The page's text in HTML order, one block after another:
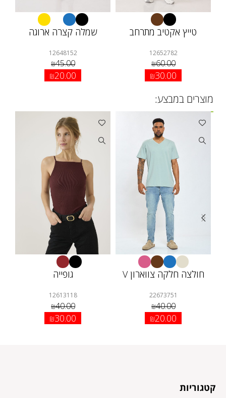
טייץ אקטיב מתרחב
12652782
₪60.00
₪30.00
שמלה קצרה ארוגה
12648152
₪45.00
₪20.00
מוצרים במבצע:
חולצה חלקה צווארון V
22673751
₪40.00
₪20.00
גופייה
12613118
₪40.00
₪30.00
קטגוריות